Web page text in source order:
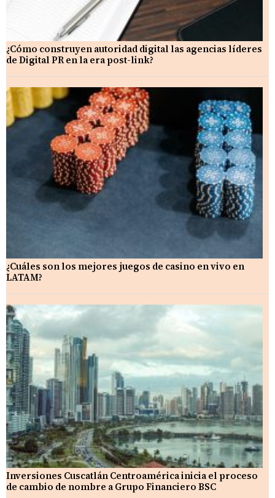
¿Cómo construyen autoridad digital las agencias líderes
de Digital PR en la era post-link?
¿Cuáles son los mejores juegos de casino en vivo en
LATAM?
Inversiones Cuscatlán Centroamérica inicia el proceso
de cambio de nombre a Grupo Financiero BSC